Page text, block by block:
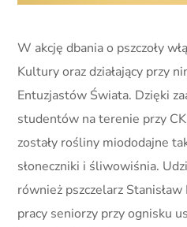
W akcję dbania o pszczoły
Kultury oraz działający przy
Entuzjastów Świata. Dzięki
studentów na terenie przy
zostały rośliny miododajne
słoneczniki i śliwowiśnia.
również pszczelarz
pracy seniorzy przy ognisku